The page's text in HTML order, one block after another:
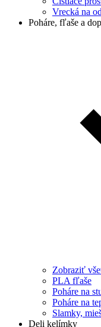
Vrecká na
Poháre, fľaše a
Zobraziť
PLA fľaše
Poháre na
Poháre na
Slamky,
Deli kelímky